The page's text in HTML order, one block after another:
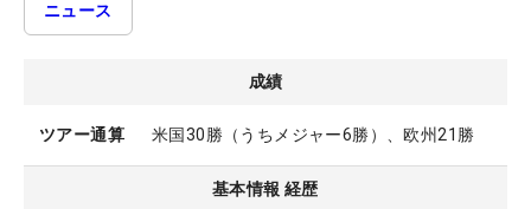
ニュース
成績
ツアー通算 米国30勝（うちメジャー6勝）、欧州21勝
基本情報 経歴